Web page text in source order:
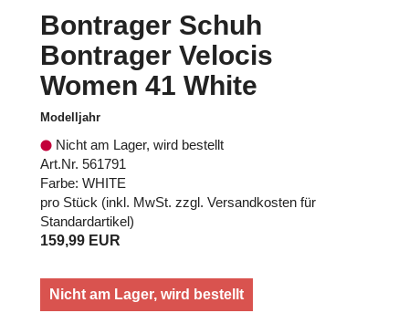
Bontrager Schuh
Bontrager Velocis
Women 41 White
Modelljahr
Nicht am Lager, wird bestellt
Art.Nr. 561791
Farbe: WHITE
pro Stück (inkl. MwSt. zzgl. Versandkosten für
Standardartikel)
159,99 EUR
Nicht am Lager, wird bestellt